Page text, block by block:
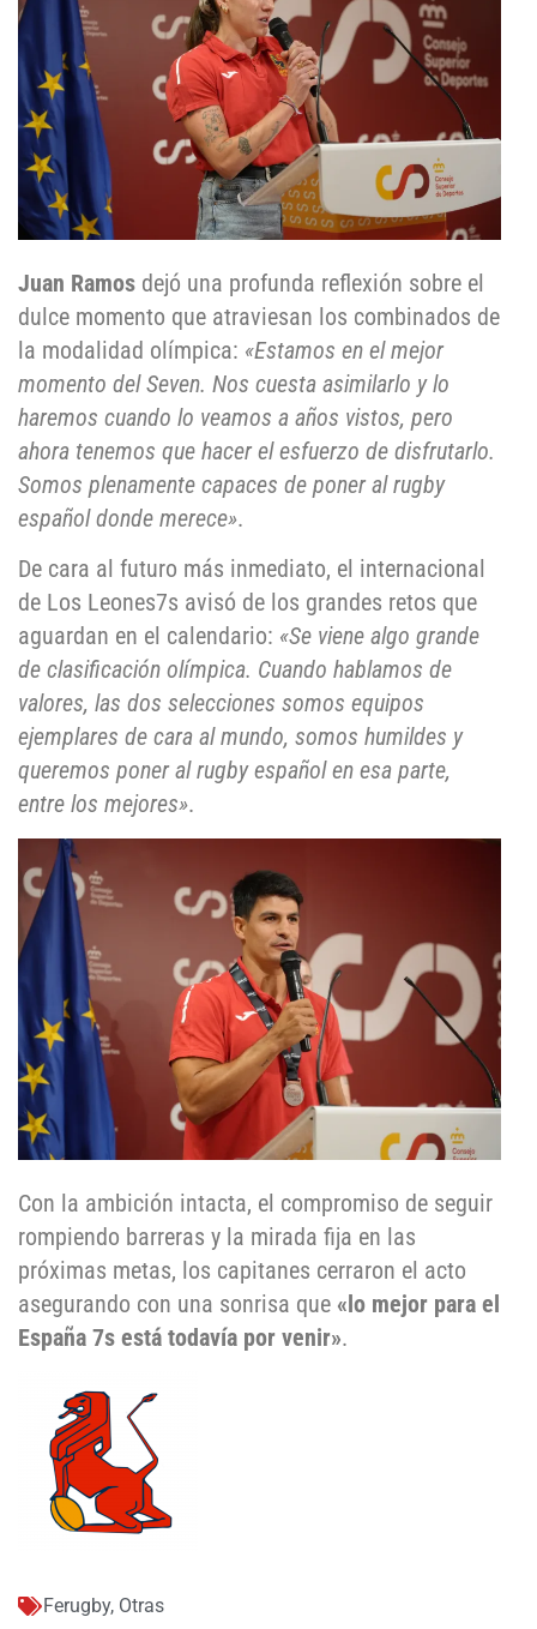
Juan Ramos dejó una profunda reflexión sobre el
dulce momento que atraviesan los combinados de
la modalidad olímpica: «Estamos en el mejor
momento del Seven. Nos cuesta asimilarlo y lo
haremos cuando lo veamos a años vistos, pero
ahora tenemos que hacer el esfuerzo de disfrutarlo.
Somos plenamente capaces de poner al rugby
español donde merece».
De cara al futuro más inmediato, el internacional
de Los Leones7s avisó de los grandes retos que
aguardan en el calendario: «Se viene algo grande
de clasificación olímpica. Cuando hablamos de
valores, las dos selecciones somos equipos
ejemplares de cara al mundo, somos humildes y
queremos poner al rugby español en esa parte,
entre los mejores».
Con la ambición intacta, el compromiso de seguir
rompiendo barreras y la mirada fija en las
próximas metas, los capitanes cerraron el acto
asegurando con una sonrisa que «lo mejor para el
España 7s está todavía por venir».
Ferugby, Otras